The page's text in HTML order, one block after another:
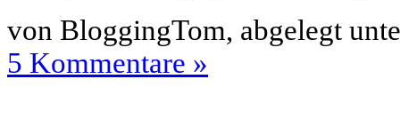
von BloggingTom, abgelegt
5 Kommentare »